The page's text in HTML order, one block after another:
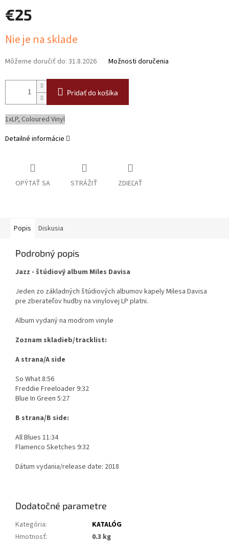
€25
cena:
Nie je na sklade
Môžeme doručiť do: 31.8.2026 Možnosti doručenia
Pridať do košíka
1xLP, Coloured Vinyl
Detailné informácie
OPÝTAŤ SA STRÁŽIŤ ZDIEĽAŤ
Popis Diskusia
Podrobný popis
Jazz - štúdiový album Miles Davisa
Jeden zo základných štúdiových albumov kapely Milesa Davisa
pre zberateľov hudby na vinylovej LP platni.
Album vydaný na modrom vinyle
Zoznam skladieb/tracklist:
A strana/A side
So What 8:56
Freddie Freeloader 9:32
Blue In Green 5:27
B strana/B side:
All Blues 11:34
Flamenco Sketches 9:32
Dátum vydania/release date: 2018
Dodatočné parametre
Kategória:
KATALÓG
Hmotnosť:
0.3 kg